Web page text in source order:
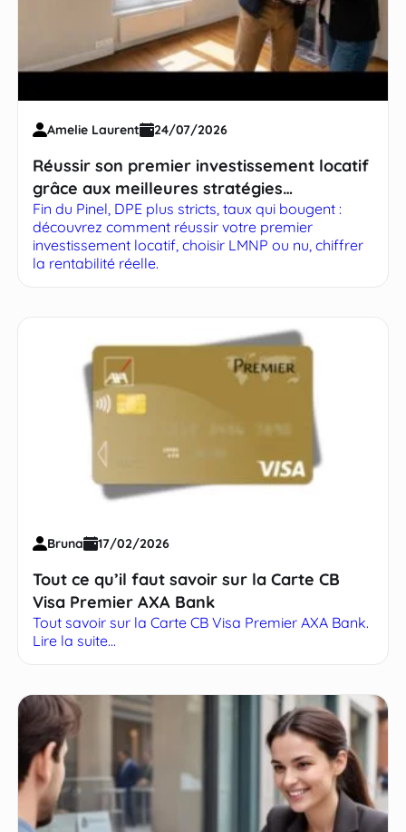
Amelie Laurent 24/07/2026
Réussir son premier investissement locatif
grâce aux meilleures stratégies
immobilières
Fin du Pinel, DPE plus stricts, taux qui bougent :
découvrez comment réussir votre premier
investissement locatif, choisir LMNP ou nu, chiffrer
la rentabilité réelle.
Bruna 17/02/2026
Tout ce qu’il faut savoir sur la Carte CB
Visa Premier AXA Bank
Tout savoir sur la Carte CB Visa Premier AXA Bank.
Lire la suite...